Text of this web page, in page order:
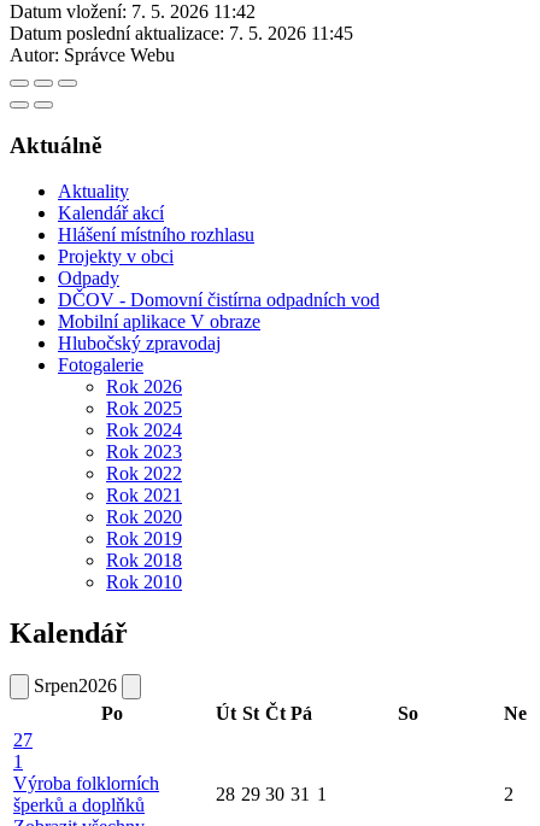
Datum vložení: 7. 5. 2026 11:42
Datum poslední aktualizace: 7. 5. 2026 11:45
Autor: Správce Webu
Aktuálně
Aktuality
Kalendář akcí
Hlášení místního rozhlasu
Projekty v obci
Odpady
DČOV - Domovní čistírna odpadních vod
Mobilní aplikace V obraze
Hlubočský zpravodaj
Fotogalerie
Rok 2026
Rok 2025
Rok 2024
Rok 2023
Rok 2022
Rok 2021
Rok 2020
Rok 2019
Rok 2018
Rok 2010
Kalendář
Srpen2026
Po
Út St Čt Pá So
Ne
27
1
Výroba folklorních
šperků a doplňků
28 29 30 31 1 2